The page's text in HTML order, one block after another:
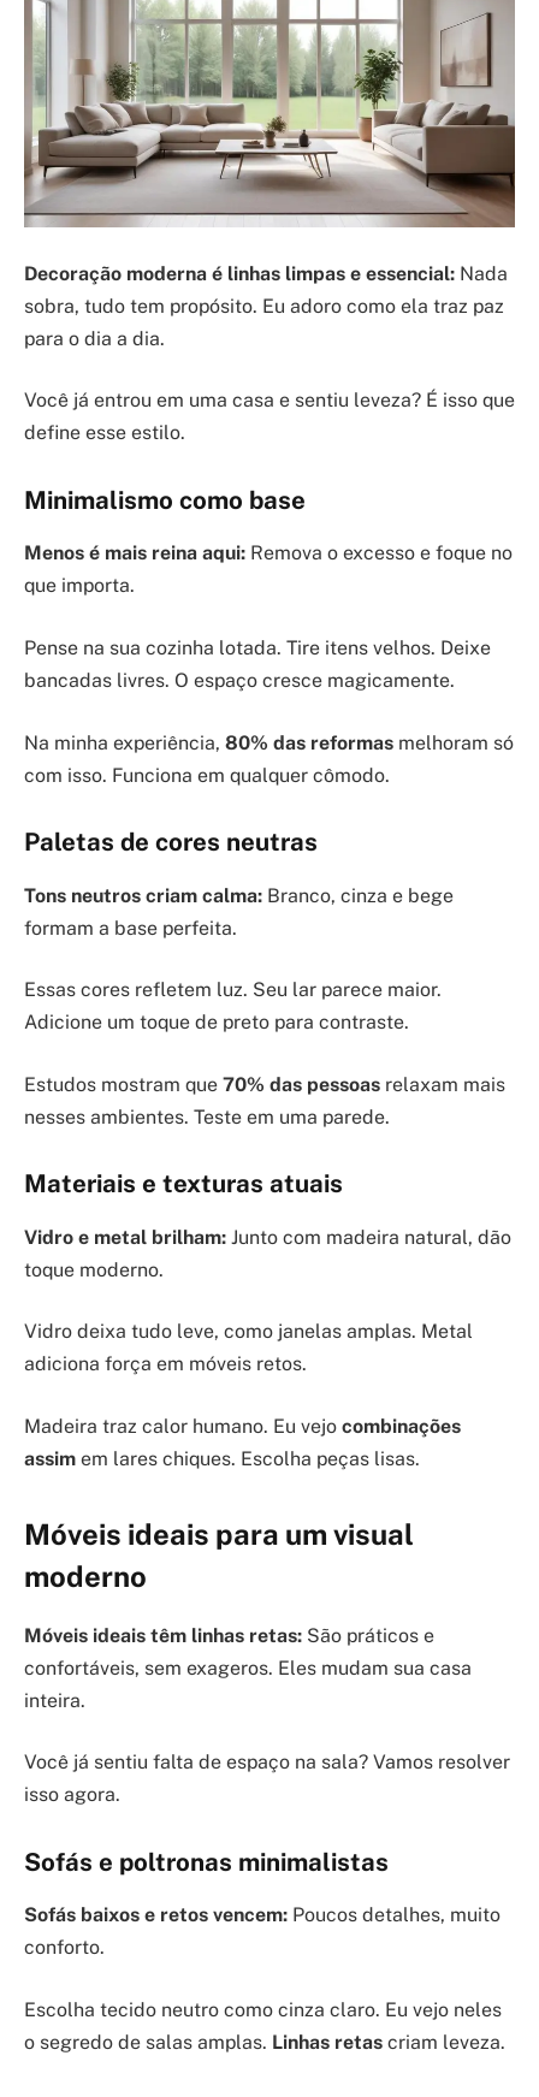
Decoração moderna é linhas limpas e essencial: Nada
sobra, tudo tem propósito. Eu adoro como ela traz paz
para o dia a dia.
Você já entrou em uma casa e sentiu leveza? É isso que
define esse estilo.
Minimalismo como base
Menos é mais reina aqui: Remova o excesso e foque no
que importa.
Pense na sua cozinha lotada. Tire itens velhos. Deixe
bancadas livres. O espaço cresce magicamente.
Na minha experiência, 80% das reformas melhoram só
com isso. Funciona em qualquer cômodo.
Paletas de cores neutras
Tons neutros criam calma: Branco, cinza e bege
formam a base perfeita.
Essas cores refletem luz. Seu lar parece maior.
Adicione um toque de preto para contraste.
Estudos mostram que 70% das pessoas relaxam mais
nesses ambientes. Teste em uma parede.
Materiais e texturas atuais
Vidro e metal brilham: Junto com madeira natural, dão
toque moderno.
Vidro deixa tudo leve, como janelas amplas. Metal
adiciona força em móveis retos.
Madeira traz calor humano. Eu vejo combinações
assim em lares chiques. Escolha peças lisas.
Móveis ideais para um visual
moderno
Móveis ideais têm linhas retas: São práticos e
confortáveis, sem exageros. Eles mudam sua casa
inteira.
Você já sentiu falta de espaço na sala? Vamos resolver
isso agora.
Sofás e poltronas minimalistas
Sofás baixos e retos vencem: Poucos detalhes, muito
conforto.
Escolha tecido neutro como cinza claro. Eu vejo neles
o segredo de salas amplas. Linhas retas criam leveza.